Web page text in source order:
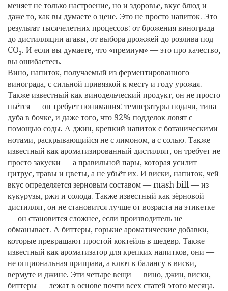
меняет не только настроение, но и здоровье, вкус блюд и
даже то, как вы думаете о цене. Это не просто напиток. Это
результат тысячелетних процессов: от брожения винограда
до дистилляции агавы, от выбора дрожжей до розлива под
CO₂. И если вы думаете, что «премиум» — это про качество,
вы ошибаетесь.
Вино, напиток, получаемый из ферментированного
винограда, с сильной привязкой к месту и году урожая.
Также известный как винодельческий продукт, он не просто
пьётся — он требует понимания: температуры подачи, типа
дуба в бочке, и даже того, что 92% подделок ловят с
помощью соды. А джин, крепкий напиток с ботаническими
нотами, раскрывающийся не с лимоном, а с солью. Также
известный как ароматизированный дистиллят, он требует не
просто закуски — а правильной пары, которая усилит
цитрус, травы и цветы, а не убьёт их. И виски, напиток, чей
вкус определяется зерновым составом — mash bill — из
кукурузы, ржи и солода. Также известный как зёрновой
дистиллят, он не становится лучше от возраста на этикетке
— он становится сложнее, если производитель не
обманывает. А биттеры, горькие ароматические добавки,
которые превращают простой коктейль в шедевр. Также
известный как ароматизатор для крепких напитков, они —
не опциональная приправа, а ключ к балансу в виски,
вермуте и джине. Эти четыре вещи — вино, джин, виски,
биттеры — лежат в основе почти всех статей этого месяца.